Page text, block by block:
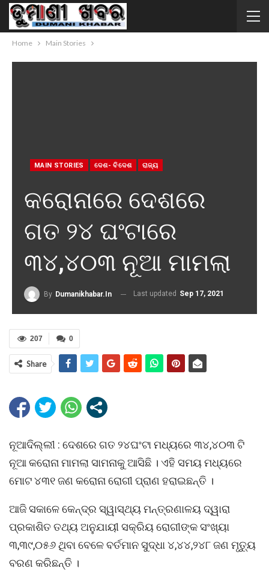
Home Main Stories
MAIN STORIES ଦେଶ- ବିଦେଶ ରାଜ୍ୟ
କରୋନାରେ ଦେଶରେ
ଗତ ୨୪ ଘଂଟାରେ
୩୪,୪୦୩ ନୂଆ ମାମଲା
By Dumanikhabar.in Last updated Sep 17, 2021
0
207
Share
ନୂଆଦିଲ୍ଲୀ : ଦେଶରେ ଗତ ୨୪ଘଂଟା ମଧ୍ୟରେ ୩୪,୪୦୩ ଟି
ନୂଆ କରୋନା ମାମଲା ସାମନାକୁ ଆସିଛି । ଏହି ସମୟ ମଧ୍ୟରେ
ମୋଟ ୪୩୧ ଜଣ କରୋନା ରୋଗୀ ପ୍ରାଣ ହରାଇଛନ୍ତି ।
ଆଜି ସକାଳେ କେନ୍ଦ୍ର ସ୍ୱାସ୍ଥ୍ୟ ମନ୍ତ୍ରଣାଳୟ ଦ୍ୱାରା
ପ୍ରକାଶିତ ତଥ୍ୟ ଅନୁଯାୟୀ ସକ୍ରିୟ ରୋଗୀଙ୍କ ସଂଖ୍ୟା
୩,୩୯,୦୫୬ ଥିବା ବେଳେ ବର୍ତମାନ ସୁଦ୍ଧା ୪,୪୪,୨୪୮ ଜଣ ମୃତ୍ୟୁ
ବରଣ କରିଛନ୍ତି ।